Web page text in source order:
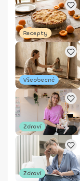
Recepty
Všeobecné
Zdraví
Zdraví